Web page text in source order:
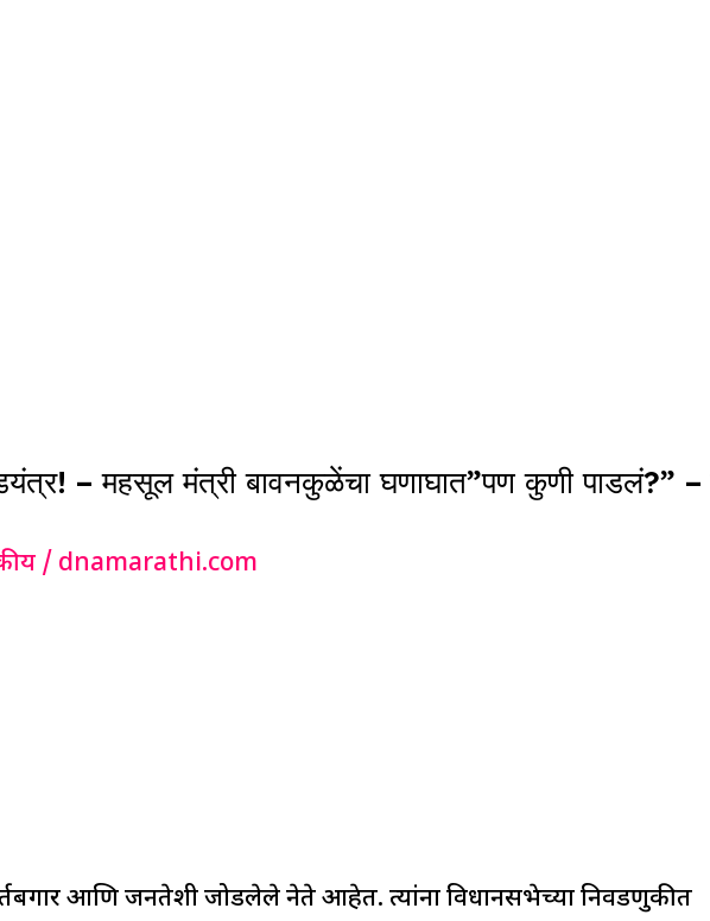
षडयंत्र! – महसूल मंत्री बावनकुळेंचा घणाघात”पण कुणी पाडलं?”
/ dnamarathi.com
आणि जनतेशी जोडलेले नेते आहेत. त्यांना विधानसभेच्या निवडणुकीत